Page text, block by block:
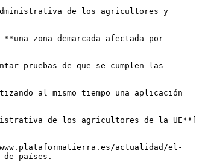
de los agricultores y
zona demarcada afectada por
pruebas de que se cumplen las
al mismo tiempo una aplicación
de los agricultores de la UE**]
actualidad/el-
de países.